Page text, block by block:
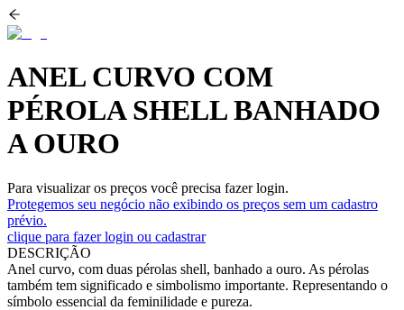
ANEL CURVO COM
PÉROLA SHELL BANHADO
A OURO
Para visualizar os preços você precisa fazer login.
Protegemos seu negócio não exibindo os preços sem um cadastro
prévio.
clique para fazer login ou cadastrar
DESCRIÇÃO
Anel curvo, com duas pérolas shell, banhado a ouro. As pérolas
também tem significado e simbolismo importante. Representando o
símbolo essencial da feminilidade e pureza.